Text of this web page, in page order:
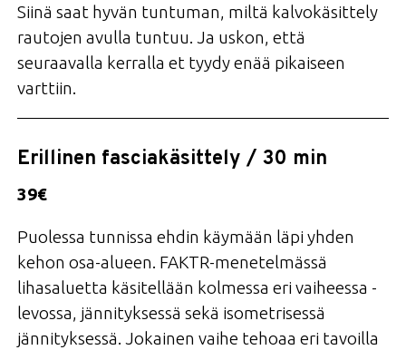
Siinä saat hyvän tuntuman, miltä kalvokäsittely
rautojen avulla tuntuu. Ja uskon, että
seuraavalla kerralla et tyydy enää pikaiseen
varttiin.
39€
Erillinen fasciakäsittely / 30 min
Puolessa tunnissa ehdin käymään läpi yhden
kehon osa-alueen. FAKTR-menetelmässä
lihasaluetta käsitellään kolmessa eri vaiheessa -
levossa, jännityksessä sekä isometrisessä
jännityksessä. Jokainen vaihe tehoaa eri tavoilla